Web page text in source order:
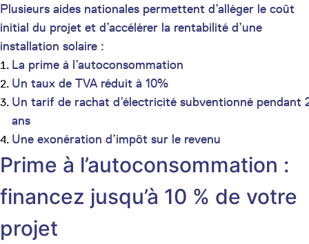
Plusieurs aides nationales permettent d’alléger le coût
initial du projet et d’accélérer la rentabilité d’une
installation solaire :
La prime à l’autoconsommation
Un taux de TVA réduit à 10%
Un tarif de rachat d’électricité subventionné pendant
ans
Une exonération d’impôt sur le revenu
Prime à l’autoconsommation :
financez jusqu’à 10 % de votre
projet